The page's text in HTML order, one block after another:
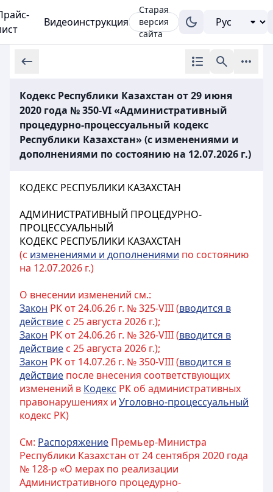
Видеоинструкция
Старая
версия
сайта
Кодекс Республики Казахстан от 29 июня
2020 года № 350-VI «Административный
процедурно-процессуальный кодекс
Республики Казахстан» (с изменениями и
дополнениями по состоянию на 12.07.2026 г.)
КОДЕКС РЕСПУБЛИКИ КАЗАХСТАН
АДМИНИСТРАТИВНЫЙ ПРОЦЕДУРНО-
ПРОЦЕССУАЛЬНЫЙ
КОДЕКС РЕСПУБЛИКИ КАЗАХСТАН
(с изменениями и дополнениями по состоянию
на 12.07.2026 г.)
О внесении изменений см.:
Закон РК от 24.06.26 г. № 325-VIII (вводится в
действие с 25 августа 2026 г.);
Закон РК от 24.06.26 г. № 326-VIII (вводится в
действие с 25 августа 2026 г.);
Закон РК от 14.07.26 г. № 350-VIII (вводится в
действие после внесения соответствующих
изменений в Кодекс РК об административных
правонарушениях и Уголовно-процессуальный
кодекс РК)
См: Распоряжение Премьер-Министра
Республики Казахстан от 24 сентября 2020 года
№ 128-р «О мерах по реализации
Административного процедурно-